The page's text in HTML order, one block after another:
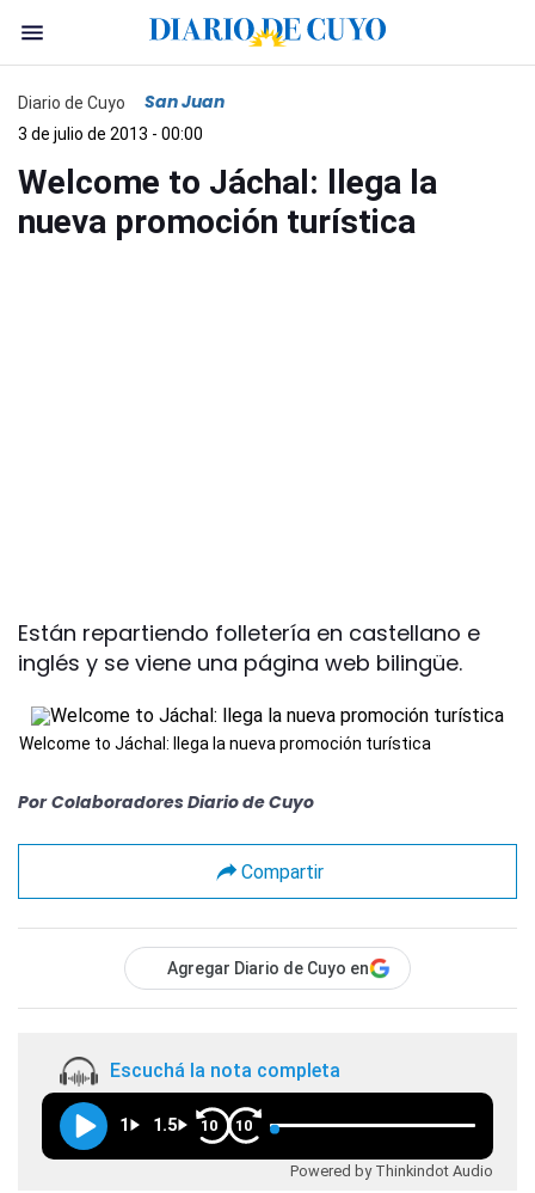
Diario de Cuyo San Juan
3 de julio de 2013 - 00:00
Welcome to Jáchal: llega la
nueva promoción turística
Están repartiendo folletería en castellano e
inglés y se viene una página web bilingüe.
Welcome to Jáchal: llega la nueva promoción turística
Por Colaboradores Diario de Cuyo
Compartir
Agregar Diario de Cuyo en
Escuchá la nota completa
1 1.5 10 10
Powered by Thinkindot Audio